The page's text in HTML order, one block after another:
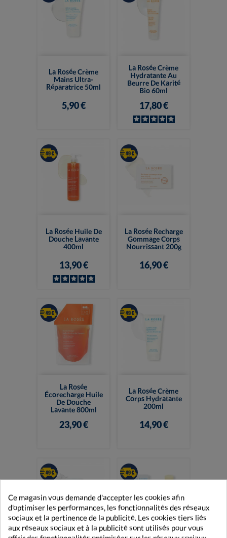
La Rosée Crème
Mains Ultra-
Réparatrice 50ml
5,90 €
La Rosée Crème
Hydratante Au
Beurre De Karité
Bio 60ml
17,80 €
La Rosée Huile De
Douche Lavante
400ml
13,90 €
La Rosée Recharge
Gommage Corps
Nourrissant 200g
16,90 €
La Rosée
Écorecharge Huile
De Douche
Lavante 800ml
23,90 €
La Rosée Crème
Corps Hydratante
200ml
14,90 €
Ce magasin vous demande d'accepter les cookies afin
d'optimiser les performances, les fonctionnalités des réseaux
sociaux et la pertinence de la publicité. Les cookies tiers liés
aux réseaux sociaux et à la publicité sont utilisés pour vous